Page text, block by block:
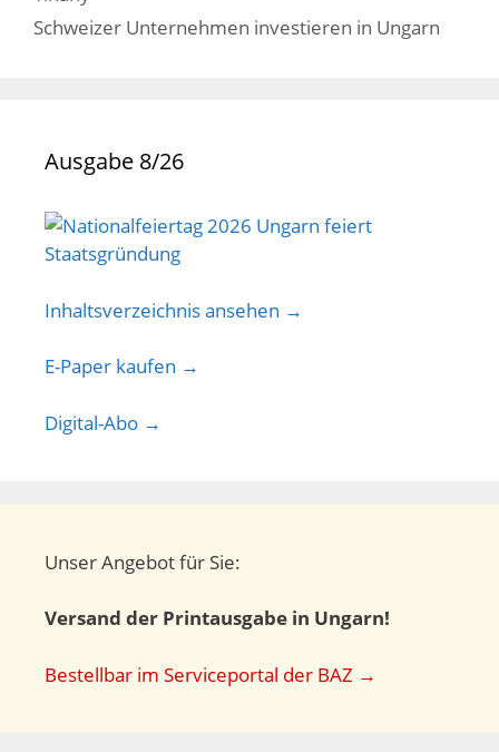
Schweizer Unternehmen investieren in Ungarn
Ausgabe 8/26
Inhaltsverzeichnis ansehen →
E-Paper kaufen →
Digital-Abo →
Unser Angebot für Sie:
Versand der Printausgabe in Ungarn!
Bestellbar im Serviceportal der BAZ →